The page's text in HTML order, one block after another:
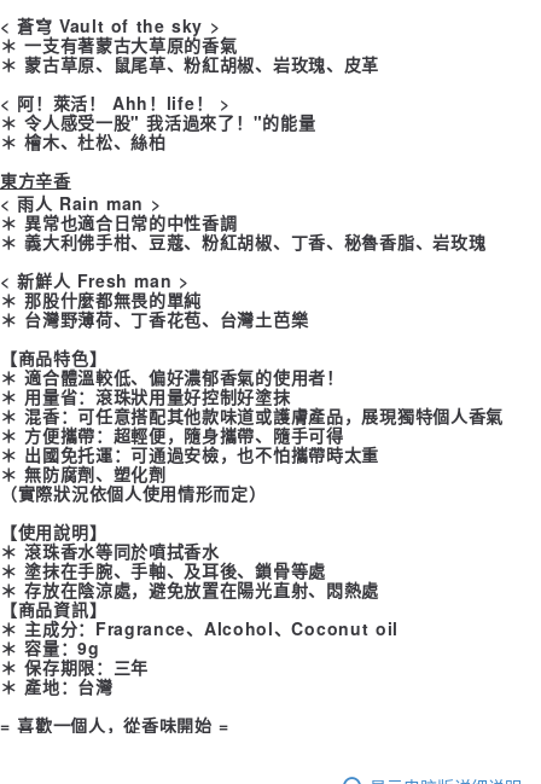
< 蒼穹 Vault of the sky >
＊ 一支有著蒙古大草原的香氣
＊ 蒙古草原、鼠尾草、粉紅胡椒、岩玫瑰、皮革
< 阿！萊活！ Ahh！life！ >
＊ 令人感受一股" 我活過來了！"的能量
＊ 檜木、杜松、絲柏
東方辛香
< 雨人 Rain man >
＊ 異常也適合日常的中性香調
＊ 義大利佛手柑、豆蔻、粉紅胡椒、丁香、秘魯香脂、岩玫瑰
< 新鮮人 Fresh man >
＊ 那股什麼都無畏的單純
＊ 台灣野薄荷、丁香花苞、台灣土芭樂
【商品特色】
＊ 適合體溫較低、偏好濃郁香氣的使用者！
＊ 用量省：滾珠狀用量好控制好塗抹
＊ 混香：可任意搭配其他款味道或護膚產品，展現獨特個人香氣
＊ 方便攜帶：超輕便，隨身攜帶、隨手可得
＊ 出國免托運：可通過安檢，也不怕攜帶時太重
＊ 無防腐劑、塑化劑
（實際狀況依個人使用情形而定）
【使用說明】
＊ 滾珠香水等同於噴拭香水
＊ 塗抹在手腕、手軸、及耳後、鎖骨等處
＊ 存放在陰涼處，避免放置在陽光直射、悶熱處
【商品資訊】
＊ 主成分：Fragrance、Alcohol、Coconut oil
＊ 容量：9g
＊ 保存期限：三年
＊ 產地：台灣
= 喜歡一個人，從香味開始 =